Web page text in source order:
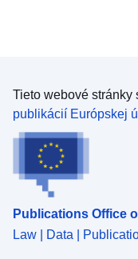
Tieto webové stránky
publikácií Európskej
Publications Office
Law | Data |